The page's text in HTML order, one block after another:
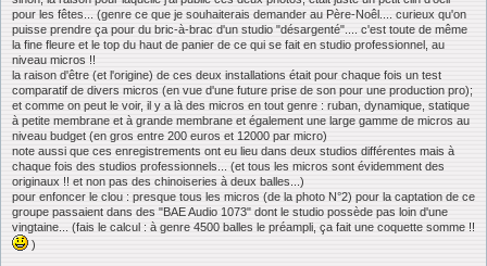
pour les fêtes... (genre ce que je souhaiterais demander au Père-Noêl.... curieux qu'on
puisse prendre ça pour du bric-à-brac d'un studio "désargenté".... c'est toute de même
la fine fleure et le top du haut de panier de ce qui se fait en studio professionnel, au
niveau micros !!
la raison d'être (et l'origine) de ces deux installations était pour chaque fois un test
comparatif de divers micros (en vue d'une future prise de son pour une production pro);
et comme on peut le voir, il y a là des micros en tout genre : ruban, dynamique, statique
à petite membrane et à grande membrane et également une large gamme de micros au
niveau budget (en gros entre 200 euros et 12000 par micro)
note aussi que ces enregistrements ont eu lieu dans deux studios différentes mais à
chaque fois des studios professionnels... (et tous les micros sont évidemment des
originaux !! et non pas des chinoiseries à deux balles...)
pour enfoncer le clou : presque tous les micros (de la photo N°2) pour la captation de ce
groupe passaient dans des "BAE Audio 1073" dont le studio possède pas loin d'une
vingtaine... (fais le calcul : à genre 4500 balles le préampli, ça fait une coquette somme !!
)